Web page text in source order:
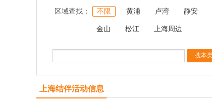
区域查找： 不限 黄浦 卢湾 静安
金山 松江 上海周边
上海结伴活动信息